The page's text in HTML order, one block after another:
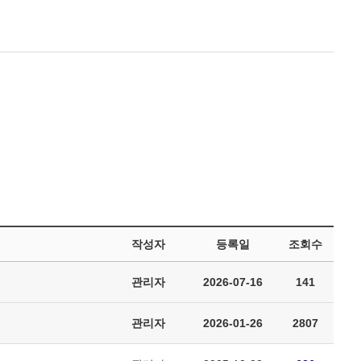
작성자 등록일 조회수
관리자 2026-07-16 141
관리자 2026-01-26 2807